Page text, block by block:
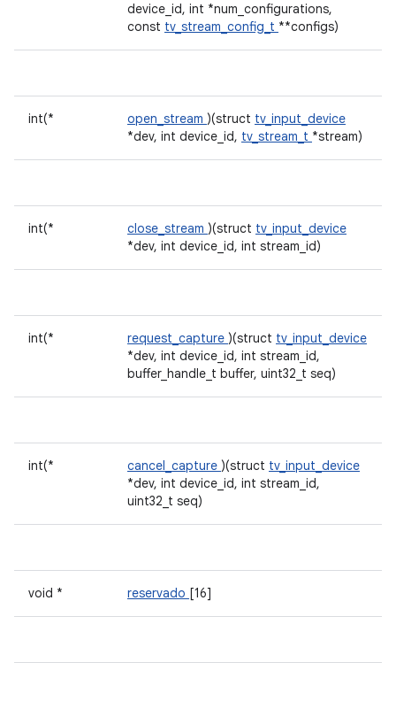
device_id, int *num_configurations,
const tv_stream_config_t **configs)
int(* open_stream )(struct tv_input_device
*dev, int device_id, tv_stream_t *stream)
int(* close_stream )(struct tv_input_device
*dev, int device_id, int stream_id)
int(* request_capture )(struct tv_input_device
*dev, int device_id, int stream_id,
buffer_handle_t buffer, uint32_t seq)
int(* cancel_capture )(struct tv_input_device
*dev, int device_id, int stream_id,
uint32_t seq)
void * reservado [16]